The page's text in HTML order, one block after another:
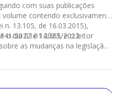
com suas publicações
contendo exclusivamente
n. 13.105, de 16.03.2015),
2022 e 14.365/2022.
o dia 03.01.2023, e o leitor
as mudanças na legislação
codigosmanole.